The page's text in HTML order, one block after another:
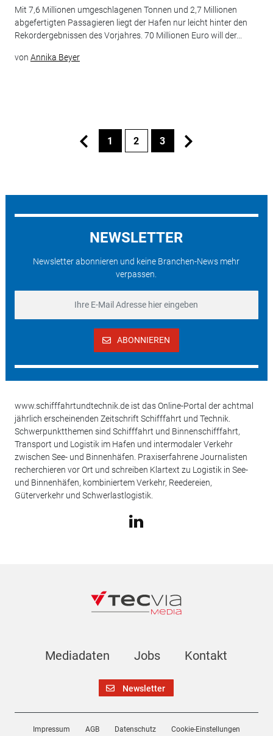
Mit 7,6 Millionen umgeschlagenen Tonnen und 2,7 Millionen
abgefertigten Passagieren liegt der Hafen nur leicht hinter den
Rekordergebnissen des Vorjahres. 70 Millionen Euro will der...
von Annika Beyer
1 2 3
NEWSLETTER
Newsletter abonnieren und keine Branchen-News mehr
verpassen.
ABONNIEREN
www.schifffahrtundtechnik.de ist das Online-Portal der achtmal
jährlich erscheinenden Zeitschrift Schifffahrt und Technik.
Schwerpunktthemen sind Schifffahrt und Binnenschifffahrt,
Transport und Logistik im Hafen und intermodaler Verkehr
zwischen See- und Binnenhäfen. Praxiserfahrene Journalisten
recherchieren vor Ort und schreiben Klartext zu Logistik in See-
und Binnenhäfen, kombiniertem Verkehr, Reedereien,
Güterverkehr und Schwerlastlogistik.
Mediadaten Jobs Kontakt
Newsletter
Impressum AGB Datenschutz Cookie-Einstellungen